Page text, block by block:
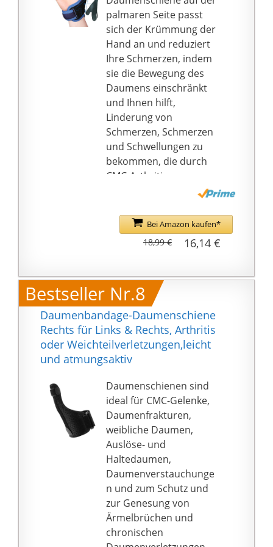
Ausgestattet mit einer
festen und langlebigen
Schnalle ist die
Daumenstütze
vielseitig, nützlich und
multifunktional. Sie
dürfen eine individuelle
Passform und
maximale Stabilität
erhalten.
【Daumenschmerzlind
erung】 Es kann Ihr
Daumengelenk
stabilisieren und
unterstützen. Hilft
Wunden, Schwellungen
zu lindern, die durch
Arthritis, Bänderrisse,
verstauchte Hände,
Sehnenentzündungen,
Verletzungen durch
wiederholte Belastung,
Karpaltunnelsyndrom
und mehr verursacht
werden!
【Einfach zu
bedienen】 Es ist
universell und
einstellbar. Das
ergonomische Design
ermöglicht ein
einfaches An- und
Ausziehen. Es passt
palmaren Seite passt
sich der Krümmung der
Hand an und reduziert
Ihre Schmerzen, indem
sie die Bewegung des
Daumens einschränkt
und Ihnen hilft,
Linderung von
Schmerzen, Schmerzen
und Schwellungen zu
bekommen, die durch
CMC-Arthritis,
Sehnenentzündung,
Triggerdaumen,
wiederholte Belastung,
Karpeltunnelsyndrom
werden!
【STABIL ABER
FLEXIBEL】Die
Daumenstütze mit
flexibler Schiene bietet
Schutz und bietet
gleichzeitig volle
Bewegungsfreiheit. Sie
können die meisten
täglichen Aktivitäten
ausführen, wie Tippen,
Schreiben, Nähen,
Gartenarbeit, Malen,
Gemüse schneiden,
Laufen, Schlafen, usw.
Großartige Bandage für
aktive Menschen, die
ihr Daumengelenk
stützen müssen!
Bei Amazon kaufen*
16,14 €
18,99 €
Bestseller Nr.8
Daumenbandage-Daumenschiene
Rechts für Links & Rechts, Arthritis
oder Weichteilverletzungen,leicht
und atmungsaktiv
Daumenschienen sind
ideal für CMC-Gelenke,
Daumenfrakturen,
weibliche Daumen,
Auslöse- und
Haltedaumen,
Daumenverstauchunge
n und zum Schutz und
zur Genesung von
Ärmelbrüchen und
chronischen